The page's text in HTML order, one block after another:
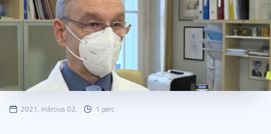
2021. március 02. 1 perc